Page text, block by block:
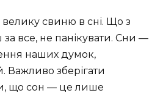
свиню в сні. Що з
все, не панікувати. Сни —
наших думок,
Важливо зберігати
що сон — це лише